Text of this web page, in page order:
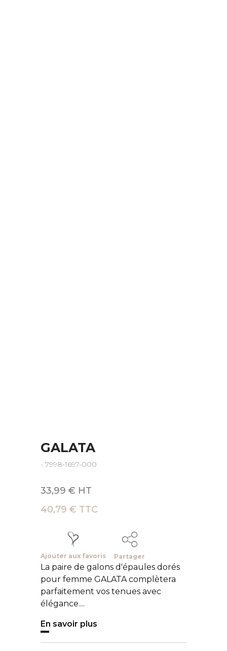
GALATA
- 7998-1697-000
33,99 € HT
40,79 € TTC
Ajouter aux favoris Partager
La paire de galons d'épaules dorés
pour femme GALATA complètera
parfaitement vos tenues avec
élégance....
En savoir plus